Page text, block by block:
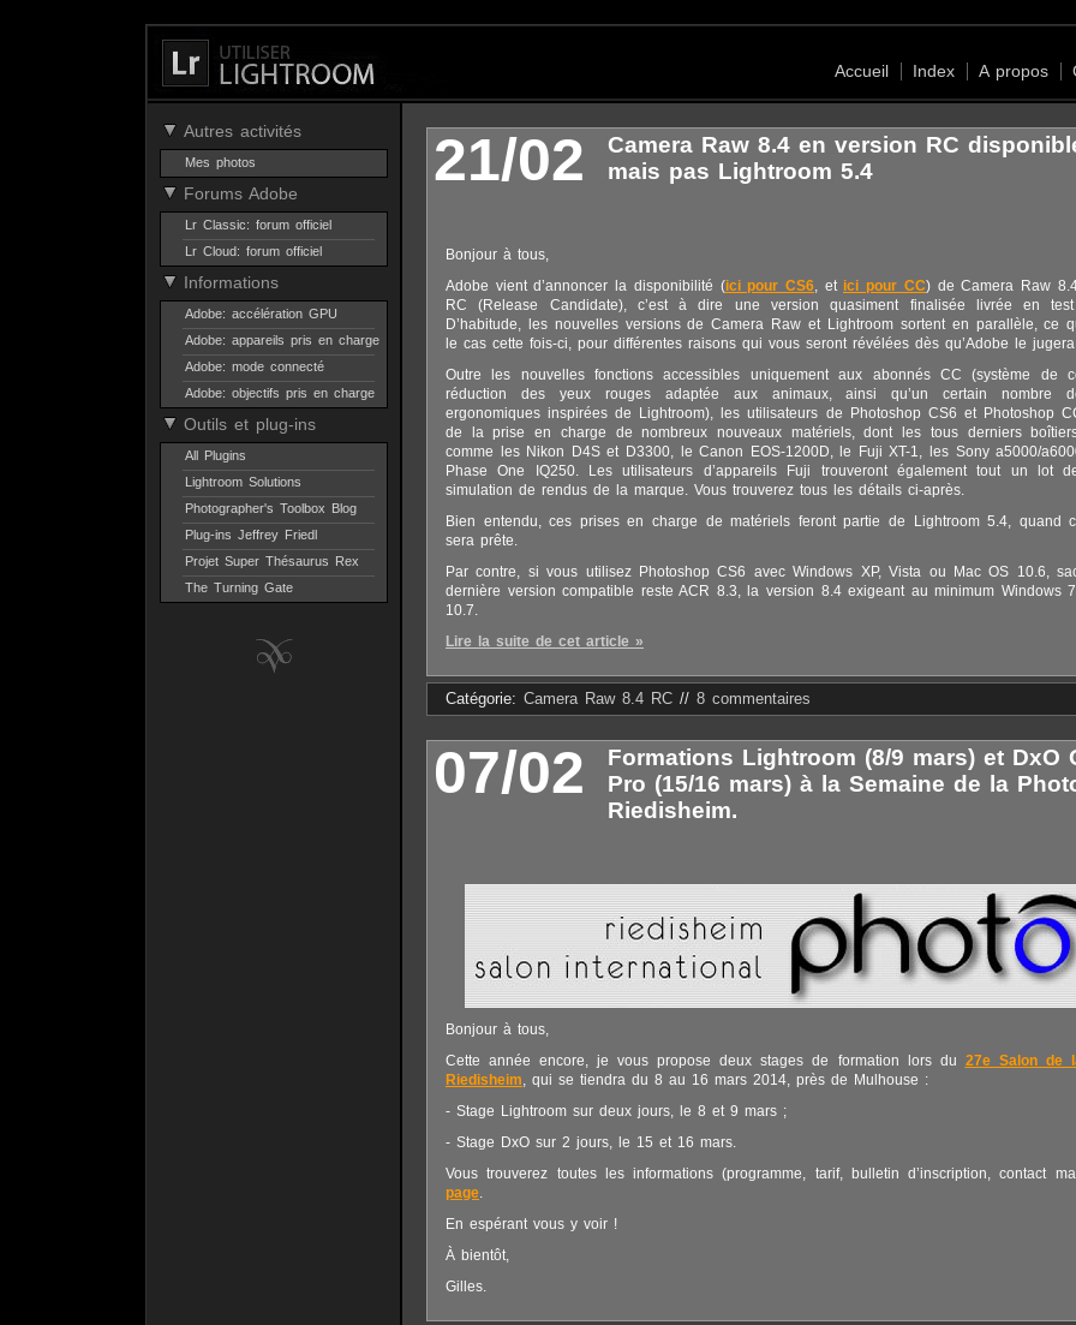
Accueil Index A propos
Autres activités
Mes photos
Forums Adobe
Lr Classic: forum officiel
Lr Cloud: forum officiel
Informations
Adobe: accélération GPU
Adobe: appareils pris en charge
Adobe: mode connecté
Adobe: objectifs pris en charge
Outils et plug-ins
All Plugins
Lightroom Solutions
Photographer's Toolbox Blog
Plug-ins Jeffrey Friedl
Projet Super Thésaurus Rex
The Turning Gate
21/02
Camera Raw 8.4 en version RC
mais pas Lightroom 5.4
Bonjour à tous,
Adobe vient d’annoncer la disponibilité (ici pour CS6, et ici pour CC) de Camera Raw
RC (Release Candidate), c’est à dire une version quasiment finalisée livrée en
D’habitude, les nouvelles versions de Camera Raw et Lightroom sortent en parallèle, ce
le cas cette fois-ci, pour différentes raisons qui vous seront révélées dès qu’Adobe le
Outre les nouvelles fonctions accessibles uniquement aux abonnés CC (système de
réduction des yeux rouges adaptée aux animaux, ainsi qu’un certain nombre
ergonomiques inspirées de Lightroom), les utilisateurs de Photoshop CS6 et Photoshop
de la prise en charge de nombreux nouveaux matériels, dont les tous derniers
comme les Nikon D4S et D3300, le Canon EOS-1200D, le Fuji XT-1, les Sony a5000/
Phase One IQ250. Les utilisateurs d’appareils Fuji trouveront également tout un lot
simulation de rendus de la marque. Vous trouverez tous les détails ci-après.
Bien entendu, ces prises en charge de matériels feront partie de Lightroom 5.4, quand
sera prête.
Par contre, si vous utilisez Photoshop CS6 avec Windows XP, Vista ou Mac OS 10.6,
dernière version compatible reste ACR 8.3, la version 8.4 exigeant au minimum Windows
10.7.
Lire la suite de cet article »
Catégorie: Camera Raw 8.4 RC // 8 commentaires
07/02
Formations Lightroom (8/9 mars) et DxO
Pro (15/16 mars) à la Semaine de la
Riedisheim.
Bonjour à tous,
Cette année encore, je vous propose deux stages de formation lors du 27e Salon de
Riedisheim, qui se tiendra du 8 au 16 mars 2014, près de Mulhouse :
- Stage Lightroom sur deux jours, le 8 et 9 mars ;
- Stage DxO sur 2 jours, le 15 et 16 mars.
Vous trouverez toutes les informations (programme, tarif, bulletin d’inscription, contact
page.
En espérant vous y voir !
À bientôt,
Gilles.